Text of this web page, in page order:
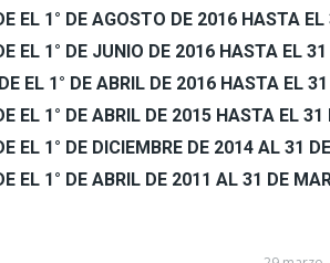
EL 1° DE AGOSTO DE 2016 HASTA
EL 1° DE JUNIO DE 2016 HASTA EL
EL 1° DE ABRIL DE 2016 HASTA EL
EL 1° DE ABRIL DE 2015 HASTA EL
EL 1° DE DICIEMBRE DE 2014 AL 31
EL 1° DE ABRIL DE 2011 AL 31 DE